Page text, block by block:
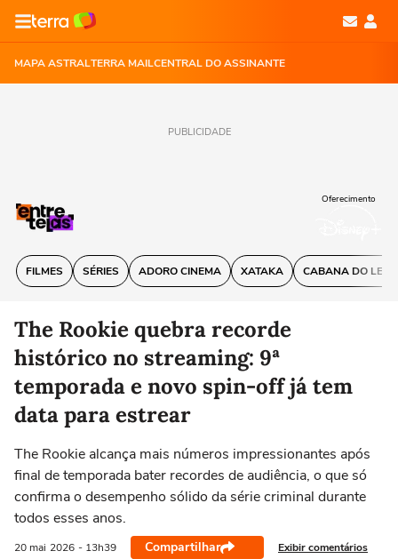
MAPA ASTRALTERRA MAILCENTRAL DO ASSINANTE
PUBLICIDADE
FILMES SÉRIES ADORO CINEMA XATAKA CABANA DO
Oferecimento
The Rookie quebra recorde
histórico no streaming: 9ª
temporada e novo spin-off já tem
data para estrear
The Rookie alcança mais números impressionantes após
final de temporada bater recordes de audiência, o que só
confirma o desempenho sólido da série criminal durante
todos esses anos.
20 mai 2026 - 13h39 Compartilhar Exibir comentários